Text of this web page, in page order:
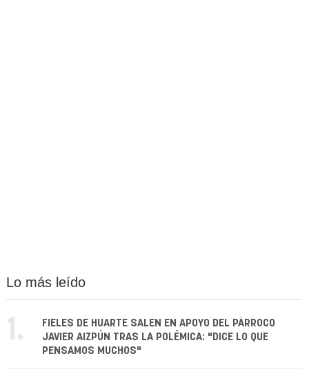
Lo más leído
1.
FIELES DE HUARTE SALEN EN APOYO DEL PÁRROCO
JAVIER AIZPÚN TRAS LA POLÉMICA: "DICE LO QUE
PENSAMOS MUCHOS"